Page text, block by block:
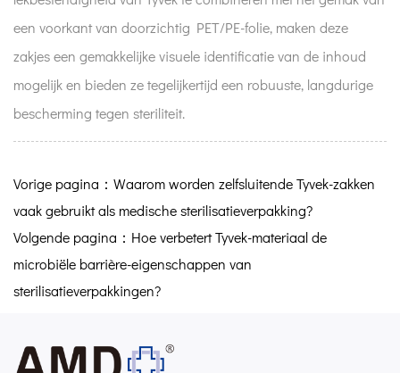
een voorkant van doorzichtig PET/PE-folie, maken deze
zakjes een gemakkelijke visuele identificatie van de inhoud
mogelijk en bieden ze tegelijkertijd een robuuste, langdurige
bescherming tegen steriliteit.
Vorige pagina：Waarom worden zelfsluitende Tyvek-zakken
vaak gebruikt als medische sterilisatieverpakking?
Volgende pagina：Hoe verbetert Tyvek-materiaal de
microbiële barrière-eigenschappen van
sterilisatieverpakkingen?